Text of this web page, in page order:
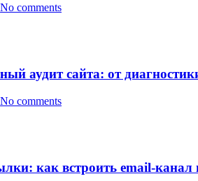
No comments
аудит сайта: от
No comments
как встроить email-